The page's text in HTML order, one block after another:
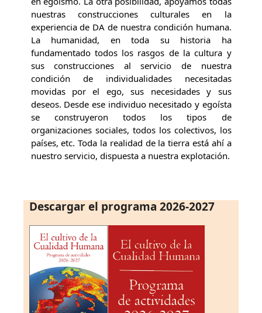
nuestras construcciones culturales en la
experiencia de DA de nuestra condición humana.
La humanidad, en toda su historia ha
fundamentado todos los rasgos de la cultura y
sus construcciones al servicio de nuestra
condición de individualidades necesitadas
movidas por el ego, sus necesidades y sus
deseos. Desde ese individuo necesitado y egoísta
se construyeron todos los tipos de
organizaciones sociales, todos los colectivos, los
países, etc. Toda la realidad de la tierra está ahí a
nuestro servicio, dispuesta a nuestra explotación.
Descargar el programa 2026-2027